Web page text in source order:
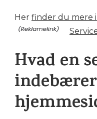
Her finder du mere
Hvad en